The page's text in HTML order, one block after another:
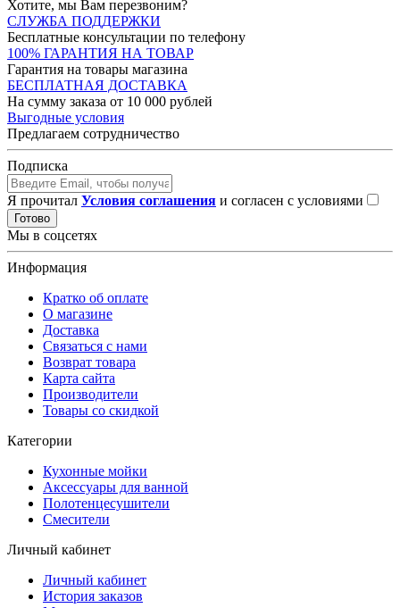
Хотите, мы Вам перезвоним?
СЛУЖБА ПОДДЕРЖКИ
Бесплатные консультации по телефону
100% ГАРАНТИЯ НА ТОВАР
Гарантия на товары магазина
БЕСПЛАТНАЯ ДОСТАВКА
На сумму заказа от 10 000 рублей
Выгодные условия
Предлагаем сотрудничество
Подписка
Я прочитал Условия соглашения и согласен с условиями
Готово
Мы в соцсетях
Информация
Кратко об оплате
О магазине
Доставка
Связаться с нами
Возврат товара
Карта сайта
Производители
Товары со скидкой
Категории
Кухонные мойки
Аксессуары для ванной
Полотенцесушители
Смесители
Личный кабинет
Личный кабинет
История заказов